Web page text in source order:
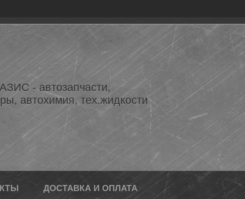
- автозапчасти,
автохимия, тех.жидкости
ДОСТАВКА И ОПЛАТА